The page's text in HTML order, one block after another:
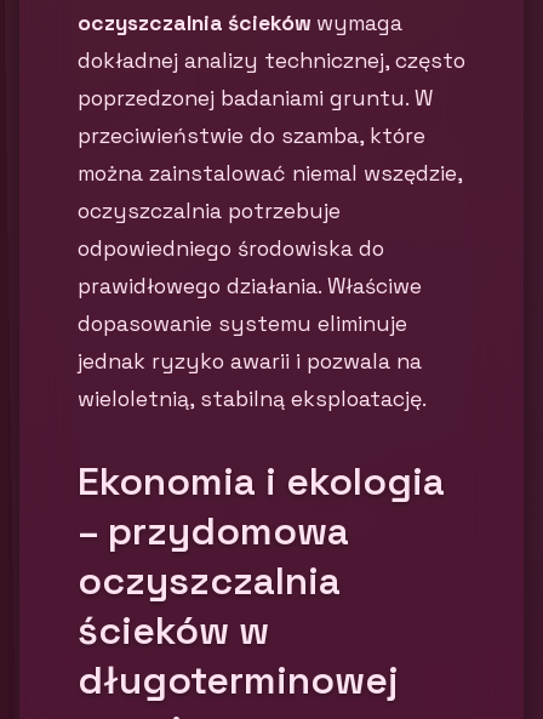
oczyszczalnia ścieków wymaga
dokładnej analizy technicznej, często
poprzedzonej badaniami gruntu. W
przeciwieństwie do szamba, które
można zainstalować niemal wszędzie,
oczyszczalnia potrzebuje
odpowiedniego środowiska do
prawidłowego działania. Właściwe
dopasowanie systemu eliminuje
jednak ryzyko awarii i pozwala na
wieloletnią, stabilną eksploatację.
Ekonomia i ekologia
– przydomowa
oczyszczalnia
ścieków w
długoterminowej